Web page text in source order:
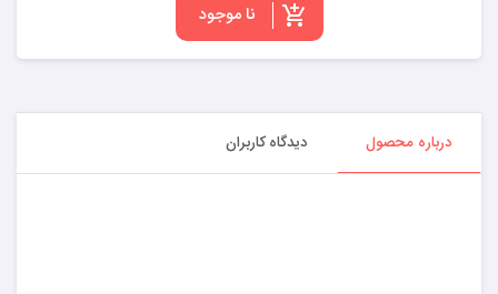
نا موجود
درباره محصول دیدگاه کاربران